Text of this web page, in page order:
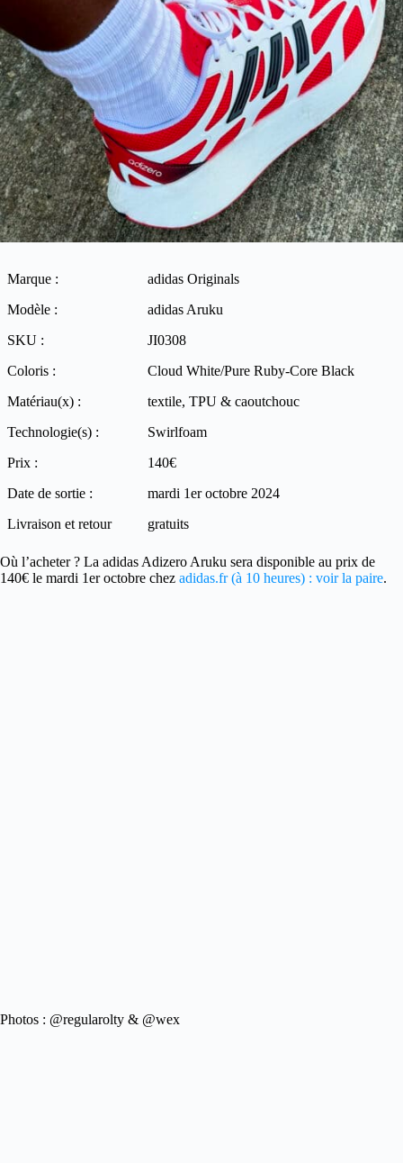
Marque :
adidas Originals
Modèle :
adidas Aruku
SKU :
JI0308
Coloris :
Cloud White/Pure Ruby-Core Black
Matériau(x) :
textile, TPU & caoutchouc
Technologie(s) :
Swirlfoam
Prix :
140€
Date de sortie :
mardi 1er octobre 2024
Livraison et retour
gratuits
Où l’acheter ? La adidas Adizero Aruku sera disponible au prix de
140€ le mardi 1er octobre chez adidas.fr (à 10 heures) : voir la paire.
Photos : @regularolty & @wex